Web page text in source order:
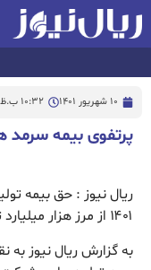
10 شهریور 1401 10:32 ب.ظ
پرتفوی بیمه سرمد
ریال نیوز : حق بیمه
۱۴۰۱ از مرز هزار میلیارد تومان گذشت.
به گزارش ریال نیوز به